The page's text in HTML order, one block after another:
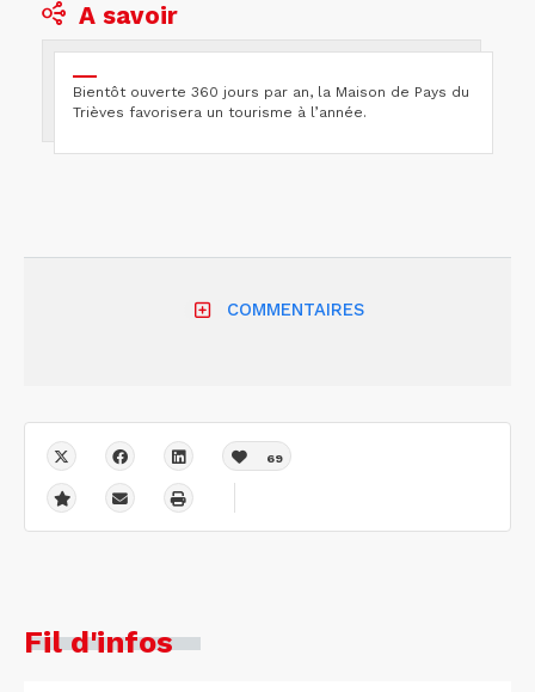
A savoir
Bientôt ouverte 360 jours par an, la Maison de Pays du
Trièves favorisera un tourisme à l’année.
COMMENTAIRES
69
Fil d'infos